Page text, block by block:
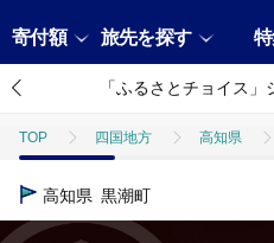
寄付額 旅先を探す
「ふるさとチョイス
TOP 四国地方 高知県
TOP
TOP 加工食品
高知県 黒潮町